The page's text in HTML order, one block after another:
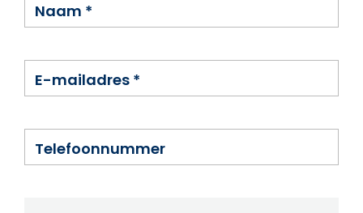
Naam *
E-mailadres *
Telefoonnummer